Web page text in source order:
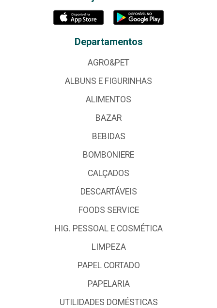
Departamentos
AGRO&PET
ALBUNS E FIGURINHAS
ALIMENTOS
BAZAR
BEBIDAS
BOMBONIERE
CALÇADOS
DESCARTÁVEIS
FOODS SERVICE
HIG. PESSOAL E COSMÉTICA
LIMPEZA
PAPEL CORTADO
PAPELARIA
UTILIDADES DOMÉSTICAS